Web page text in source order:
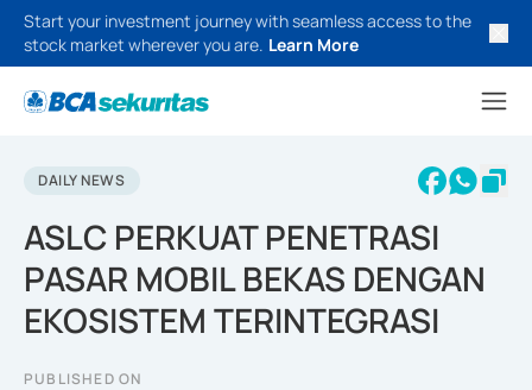
Start your investment journey with seamless access to the
stock market wherever you are. Learn More
DAILY NEWS
ASLC PERKUAT PENETRASI
PASAR MOBIL BEKAS DENGAN
EKOSISTEM TERINTEGRASI
PUBLISHED ON